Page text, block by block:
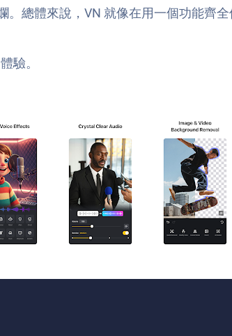
總體來說，VN 就像在用一個功能齊
驗。